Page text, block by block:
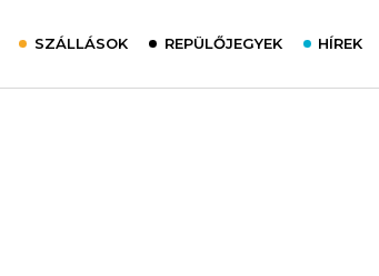
SZÁLLÁSOK REPÜLŐJEGYEK HÍREK